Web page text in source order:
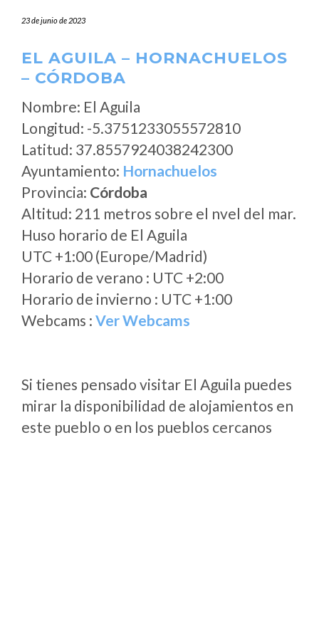
23 de junio de 2023
EL AGUILA – HORNACHUELOS
– CÓRDOBA
Nombre: El Aguila
Longitud: -5.3751233055572810
Latitud: 37.8557924038242300
Ayuntamiento: Hornachuelos
Provincia: Córdoba
Altitud: 211 metros sobre el nvel del mar.
Huso horario de El Aguila
UTC +1:00 (Europe/Madrid)
Horario de verano : UTC +2:00
Horario de invierno : UTC +1:00
Webcams : Ver Webcams
Si tienes pensado visitar El Aguila puedes
mirar la disponibilidad de alojamientos en
este pueblo o en los pueblos cercanos